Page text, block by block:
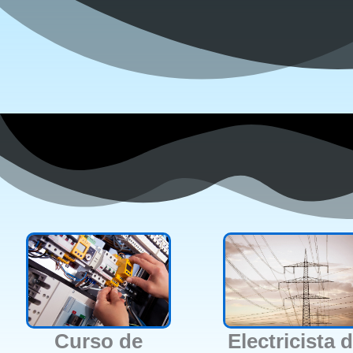
Curso de Electricista